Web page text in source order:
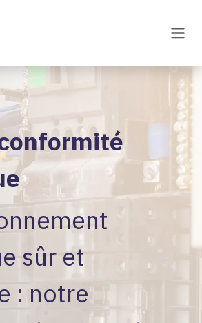
sûr et
: notre